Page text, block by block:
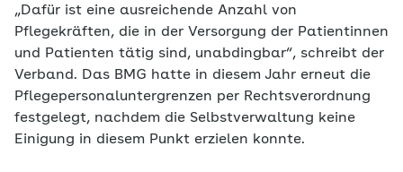
„Dafür ist eine ausreichende Anzahl von
Pflegekräften, die in der Versorgung der Patientinnen
und Patienten tätig sind, unabdingbar“, schreibt der
Verband. Das BMG hatte in diesem Jahr erneut die
Pflegepersonaluntergrenzen per Rechtsverordnung
festgelegt, nachdem die Selbstverwaltung keine
Einigung in diesem Punkt erzielen konnte.